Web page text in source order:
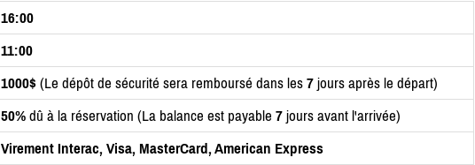
16:00
11:00
1000$ (Le dépôt de sécurité sera remboursé dans les 7 jours après le départ)
50% dû à la réservation (La balance est payable 7 jours avant l'arrivée)
Virement Interac, Visa, MasterCard, American Express